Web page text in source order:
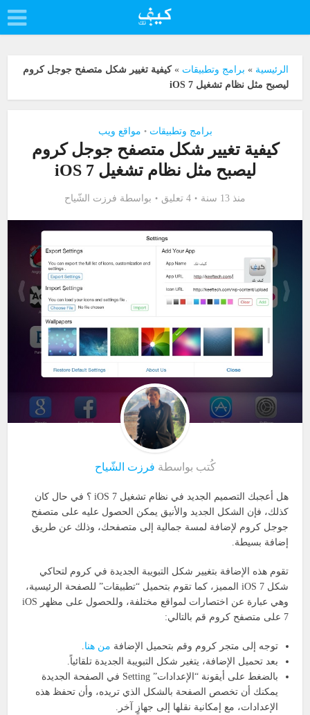
الرئيسية » برامج وتطبيقات »كيفية تغيير شكل متصفح جوجل كروم
ليصبح مثل نظام تشغيل iOS 7
برامج وتطبيقات • مواقع ويب
كيفية تغيير شكل متصفح جوجل كروم
ليصبح مثل نظام تشغيل iOS 7
منذ 13 سنة 4 تعليق بواسطة فرزت الشّياح
كُتب بواسطة فرزت الشّياح
هل أعجبك التصميم الجديد في نظام تشغيل iOS 7 ؟ في حال كان
كذلك، فإن الشكل الجديد والأنيق يمكن الحصول عليه على متصفح
جوجل كروم لإضافة لمسة جمالية إلى متصفحك، وذلك عن طريق
إضافة بسيطة.
تقوم هذه الإضافة بتغيير شكل التبويبة الجديدة في كروم لتحاكي
شكل iOS 7 المميز، كما تقوم بتحميل “تطبيقات” للصفحة الرئيسية،
وهي عبارة عن اختصارات لمواقع مختلفة، وللحصول على مظهر iOS
7 على متصفح كروم قم بالتالي:
توجه إلى متجر كروم وقم بتحميل الإضافة من هنا.
بعد تحميل الإضافة، يتغير شكل التبويبة الجديدة تلقائياً.
بالضغط على أيقونة “الإعدادات” Setting في الصفحة الجديدة
يمكنك أن تخصص الصفحة بالشكل الذي تريده، وأن تحفظ هذه
الإعدادات، مع إمكانية نقلها إلى جهازٍ آخر.